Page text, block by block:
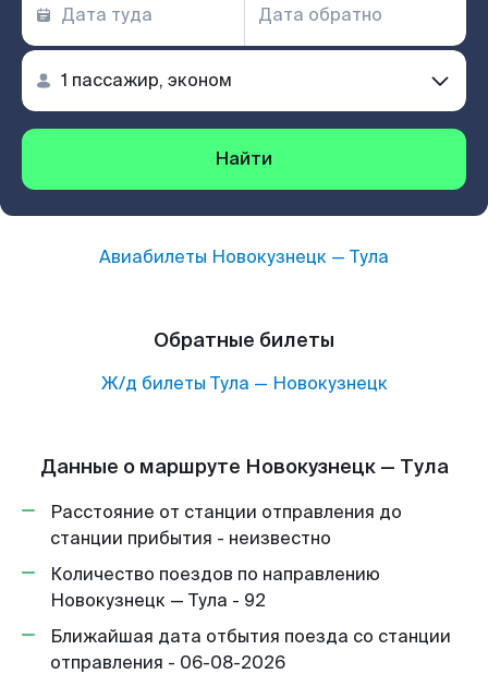
Найти
Авиабилеты Новокузнецк — Тула
Обратные билеты
Ж/д билеты Тула — Новокузнецк
Данные о маршруте Новокузнецк — Тула
Расстояние от станции отправления до
станции прибытия - неизвестно
Количество поездов по направлению
Новокузнецк — Тула - 92
Ближайшая дата отбытия поезда со станции
отправления - 06-08-2026